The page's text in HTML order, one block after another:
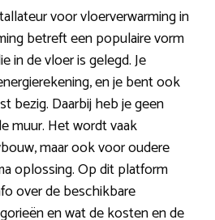
voor vloerverwarming in
betreft een populaire vorm
in de vloer is gelegd. Je
en je bent ook
bezig. Daarbij heb je geen
muur. Het wordt vaak
maar ook voor oudere
oplossing. Op dit platform
over de beschikbare
en wat de kosten en de